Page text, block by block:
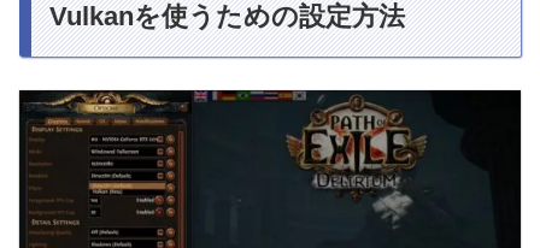
Vulkanを使うための設定方法